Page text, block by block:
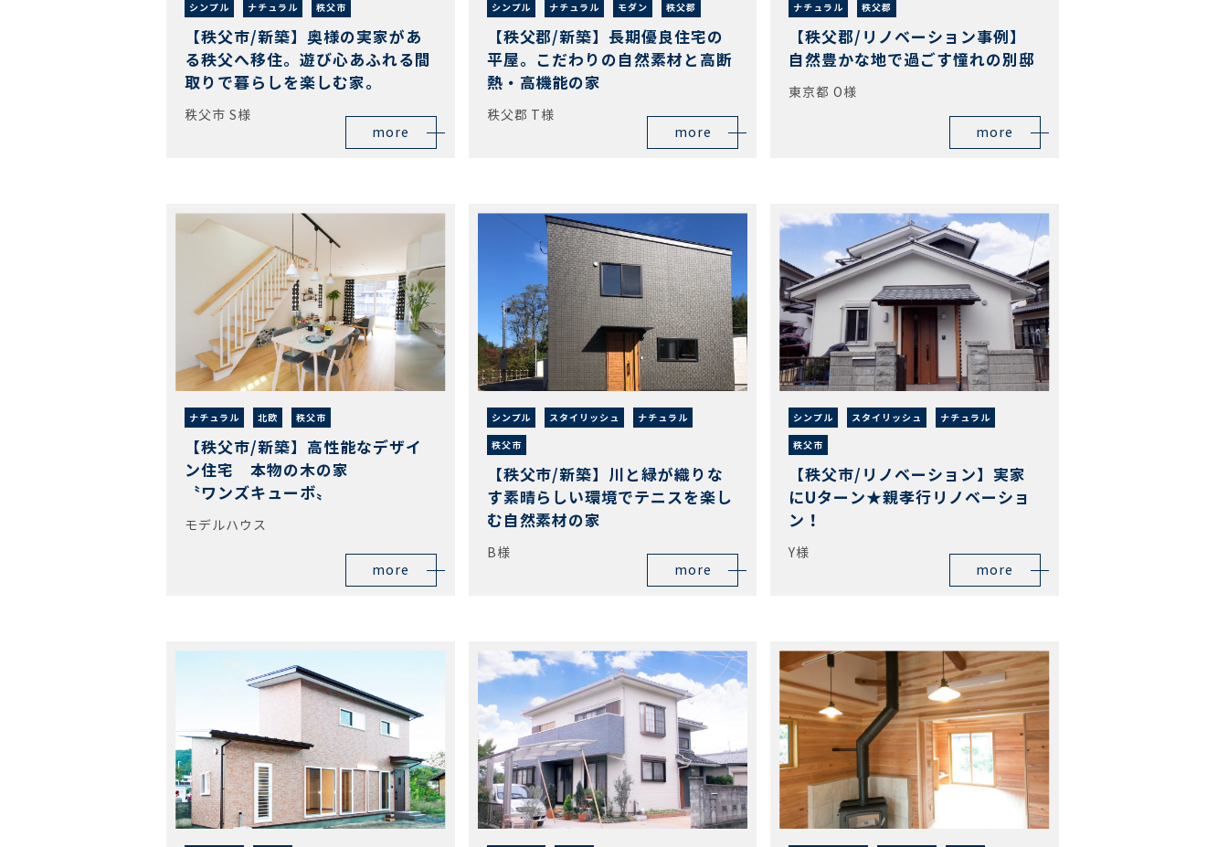
シンプル ナチュラル 秩父市
【秩父市/新築】奥様の実家があ
る秩父へ移住。遊び心あふれる間
取りで暮らしを楽しむ家。
秩父市 S様
more
シンプル ナチュラル モダン 秩父郡
【秩父郡/新築】長期優良住宅の
平屋。こだわりの自然素材と高断
熱・高機能の家
秩父郡 T様
more
ナチュラル 秩父郡
【秩父郡/リノベーション事例】
自然豊かな地で過ごす憧れの別邸
東京都 O様
more
ナチュラル 北欧 秩父市
【秩父市/新築】高性能なデザイ
ン住宅 本物の木の家
〝ワンズキューボ〟
モデルハウス
more
シンプル スタイリッシュ ナチュラル
秩父市
【秩父市/新築】川と緑が織りな
す素晴らしい環境でテニスを楽し
む自然素材の家
B様
more
シンプル スタイリッシュ ナチュラル
秩父市
【秩父市/リノベーション】実家
にUターン★親孝行リノベーショ
ン！
Y様
more